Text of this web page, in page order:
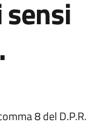
8 del D.P.R.